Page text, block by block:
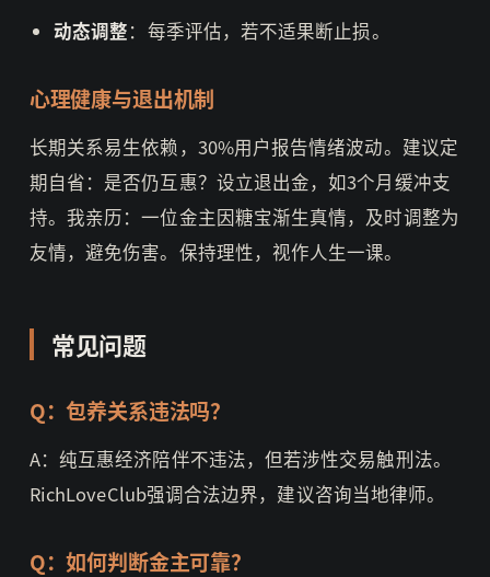
动态调整：每季评估，若不适果断止损。
心理健康与退出机制
长期关系易生依赖，30%用户报告情绪波动。建议定
期自省：是否仍互惠？设立退出金，如3个月缓冲支
持。我亲历：一位金主因糖宝渐生真情，及时调整为
友情，避免伤害。保持理性，视作人生一课。
常见问题
Q：包养关系违法吗？
A：纯互惠经济陪伴不违法，但若涉性交易触刑法。
RichLoveClub强调合法边界，建议咨询当地律师。
Q：如何判断金主可靠？